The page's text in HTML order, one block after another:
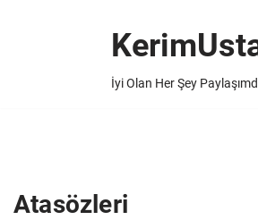
İyi Olan Her Şey
Atasözleri